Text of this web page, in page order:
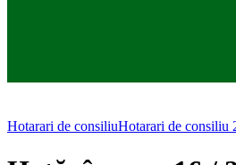
Hotarari de consiliuHotarari de consiliu